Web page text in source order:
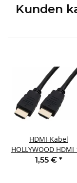
Kunden
HDMI-Kabel
HOLLYWOOD HDMI
vergoldete Kontakte
1,55 € *